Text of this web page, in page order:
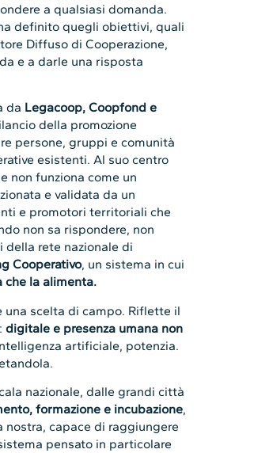
a qualsiasi domanda.
definito quegli obiettivi, quali
Diffuso di Cooperazione,
e a darle una risposta
da Legacoop, Coopfond e
della promozione
persone, gruppi e comunità
esistenti. Al suo centro
non funziona come un
e validata da un
e promotori territoriali che
non sa rispondere, non
della rete nazionale di
Cooperativo, un sistema in cui
che la alimenta.
una scelta di campo. Riflette il
digitale e presenza umana non
artificiale, potenzia.
nazionale, dalle grandi città
formazione e incubazione,
capace di raggiungere
pensato in particolare